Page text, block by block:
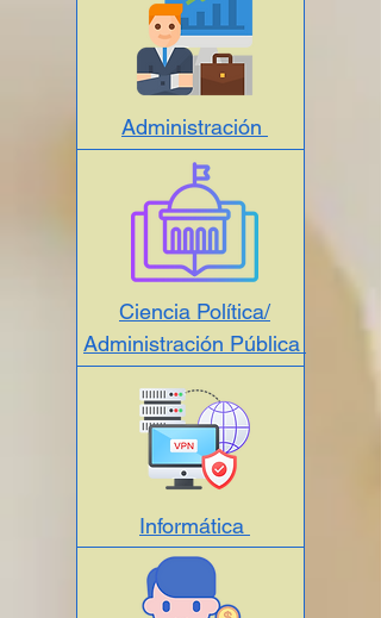
Administración
Ciencia Política/
Administración Pública
Informática